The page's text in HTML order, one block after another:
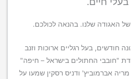
האגודה שלנו. בהנאה לכולכם.
חודשים, בעל רגליים ארוכות וזנב
"חובבי החתולים בישראל – חיפה"
אברמוביץ' ודניס רסקין שמעו על